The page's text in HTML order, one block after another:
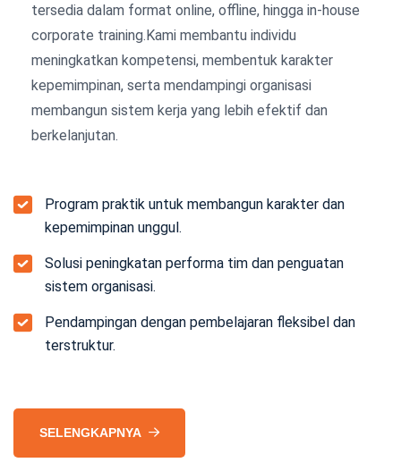
tersedia dalam format online, offline, hingga in-house
corporate training.Kami membantu individu
meningkatkan kompetensi, membentuk karakter
kepemimpinan, serta mendampingi organisasi
membangun sistem kerja yang lebih efektif dan
berkelanjutan.
Program praktik untuk membangun karakter dan
kepemimpinan unggul.
Solusi peningkatan performa tim dan penguatan
sistem organisasi.
Pendampingan dengan pembelajaran fleksibel dan
terstruktur.
SELENGKAPNYA